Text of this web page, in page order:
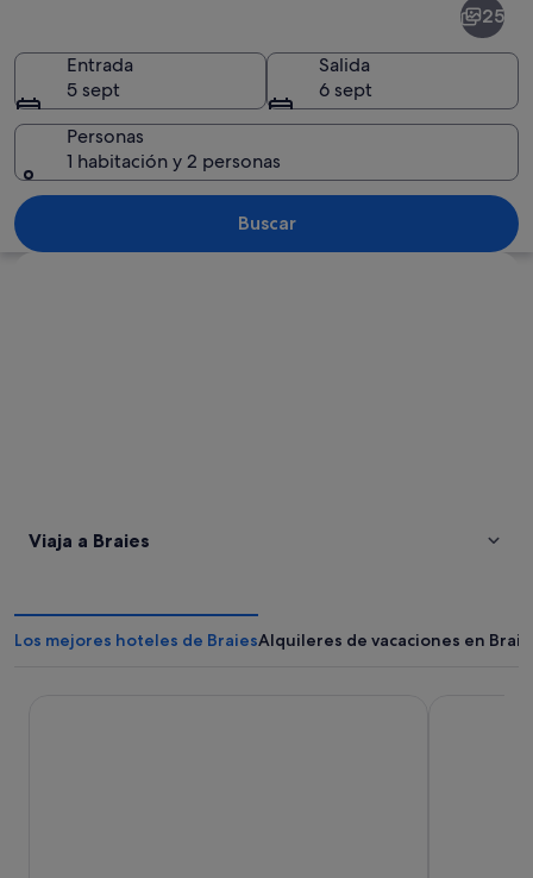
Una cabaña de madera sobre
25
Entrada
5 sept
Salida
6 sept
Personas
1 habitación y 2 personas
Buscar
Viaja a Braies
Los mejores hoteles de BraiesAlquileres de vacaciones en